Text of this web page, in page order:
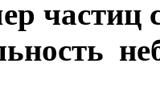
частиц